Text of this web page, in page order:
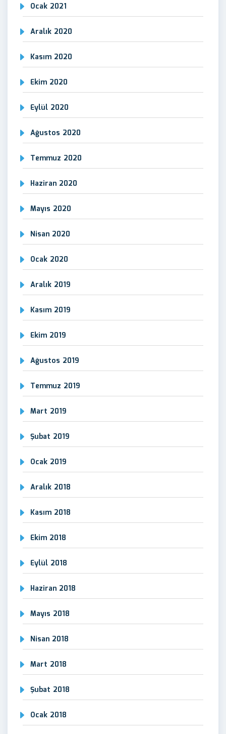
Ocak 2021
Aralık 2020
Kasım 2020
Ekim 2020
Eylül 2020
Ağustos 2020
Temmuz 2020
Haziran 2020
Mayıs 2020
Nisan 2020
Ocak 2020
Aralık 2019
Kasım 2019
Ekim 2019
Ağustos 2019
Temmuz 2019
Mart 2019
Şubat 2019
Ocak 2019
Aralık 2018
Kasım 2018
Ekim 2018
Eylül 2018
Haziran 2018
Mayıs 2018
Nisan 2018
Mart 2018
Şubat 2018
Ocak 2018